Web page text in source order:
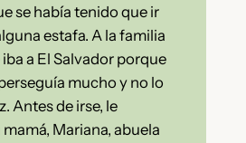
se había tenido que ir
estafa. A la familia
a El Salvador porque
mucho y no lo
Antes de irse, le
Mariana, abuela